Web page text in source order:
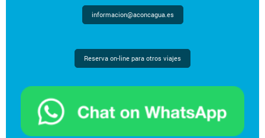
informacion@aconcagua.es
Reserva on-line para otros viajes